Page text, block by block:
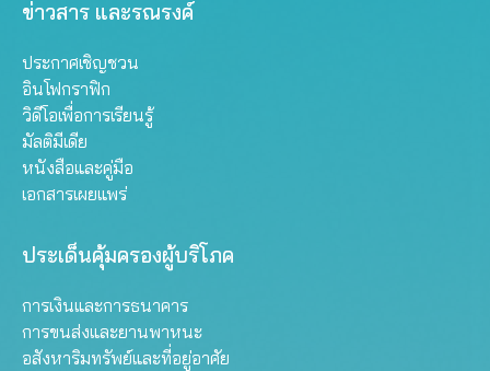
ข่าวสาร และรณรงค์
ประกาศเชิญชวน
อินโฟกราฟิก
วิดีโอเพื่อการเรียนรู้
มัลติมีเดีย
หนังสือและคู่มือ
เอกสารเผยแพร่
ประเด็นคุ้มครองผู้บริโภค
การเงินและการธนาคาร
การขนส่งและยานพาหนะ
อสังหาริมทรัพย์และที่อยู่อาศัย